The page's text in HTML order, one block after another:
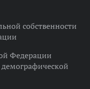
собственности
Федерации